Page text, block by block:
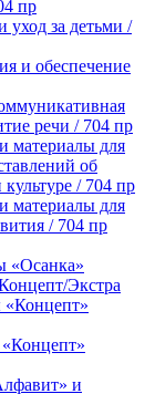
пр
уход за детьми /
и обеспечение
речи / 704 пр
материалы для
об
/ 704 пр
материалы для
/ 704 пр
«Осанка»
Экстра
и